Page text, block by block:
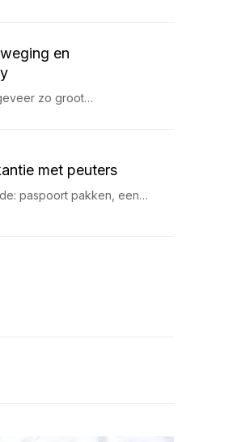
en
zo groot…
met peuters
paspoort pakken, een…